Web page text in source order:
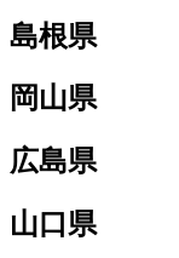
島根県
岡山県
広島県
山口県